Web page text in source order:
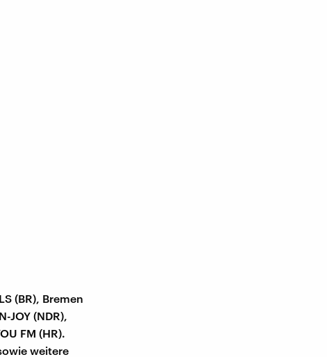
(BR), Bremen
JOY (NDR),
FM (HR).
weitere